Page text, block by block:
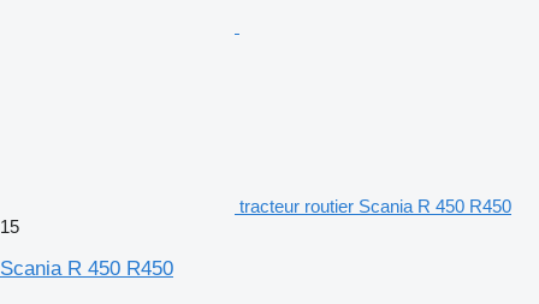
tracteur routier Scania R 450 R450
15
Scania R 450 R450